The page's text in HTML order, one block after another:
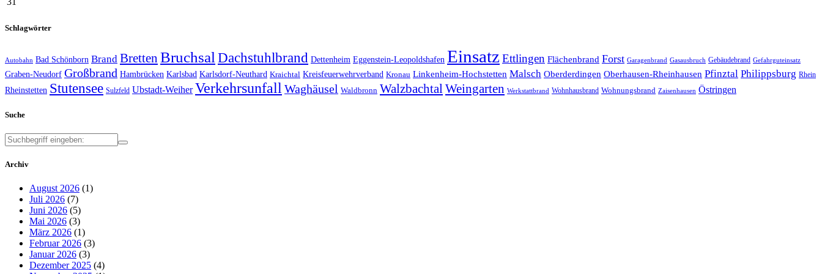
Schlagwörter
Autobahn Bad Schönborn Brand Bretten Bruchsal Dachstuhlbrand Dettenheim Eggenstein-Leopoldshafen Einsatz Ettlingen Flächenbrand Forst Garagenbrand Gasausbruch Gebäudebrand Gefahrguteinsatz
Graben-Neudorf Großbrand Hambrücken Karlsbad Karlsdorf-Neuthard Kraichtal Kreisfeuerwehrverband Kronau Linkenheim-Hochstetten Malsch Oberderdingen Oberhausen-Rheinhausen Pfinztal Philippsburg Rhein
Rheinstetten Stutensee Sulzfeld Ubstadt-Weiher Verkehrsunfall Waghäusel Waldbronn Walzbachtal Weingarten Werkstattbrand Wohnhausbrand Wohnungsbrand Zaisenhausen Östringen
Suche
Archiv
August 2026 (1)
Juli 2026 (7)
Juni 2026 (5)
Mai 2026 (3)
März 2026 (1)
Februar 2026 (3)
Januar 2026 (3)
Dezember 2025 (4)